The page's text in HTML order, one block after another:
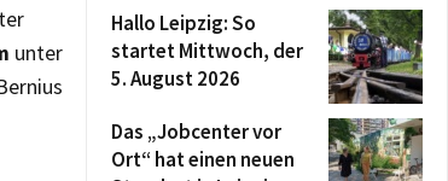
unter
Hallo Leipzig: So
startet Mittwoch, der
5. August 2026
Das „Jobcenter vor
Ort“ hat einen neuen